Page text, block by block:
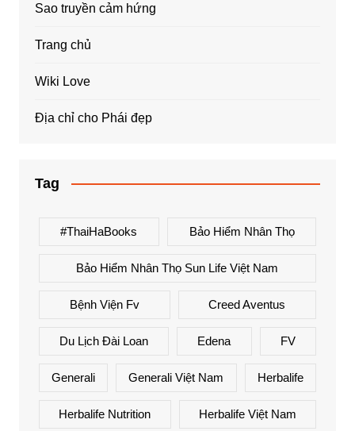
Sao truyền cảm hứng
Trang chủ
Wiki Love
Địa chỉ cho Phái đẹp
Tag
#ThaiHaBooks Bảo Hiểm Nhân Thọ
Bảo Hiểm Nhân Thọ Sun Life Việt Nam
Bệnh Viện Fv Creed Aventus
Du Lịch Đài Loan Edena FV
Generali Generali Việt Nam Herbalife
Herbalife Nutrition Herbalife Việt Nam